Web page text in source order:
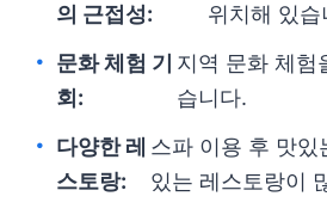
의 근접성:
위치해 있습
문화 체험 기
회:
지역 문화 체험
습니다.
다양한 레
스토랑:
스파 이용 후 맛있
있는 레스토랑이